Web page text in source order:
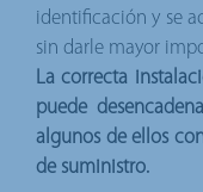
identificación y se
sin darle mayor
La correcta
puede
algunos de ellos
de suministro.